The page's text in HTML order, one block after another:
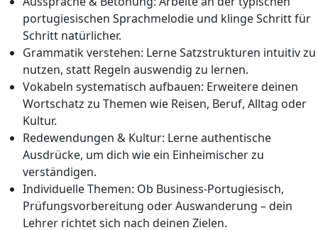
portugiesischen Sprachmelodie und klinge Schritt für
Schritt natürlicher.
Grammatik verstehen: Lerne Satzstrukturen intuitiv zu
nutzen, statt Regeln auswendig zu lernen.
Vokabeln systematisch aufbauen: Erweitere deinen
Wortschatz zu Themen wie Reisen, Beruf, Alltag oder
Kultur.
Redewendungen & Kultur: Lerne authentische
Ausdrücke, um dich wie ein Einheimischer zu
verständigen.
Individuelle Themen: Ob Business-Portugiesisch,
Prüfungsvorbereitung oder Auswanderung – dein
Lehrer richtet sich nach deinen Zielen.